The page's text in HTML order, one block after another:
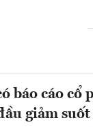
báo cáo cổ
giảm